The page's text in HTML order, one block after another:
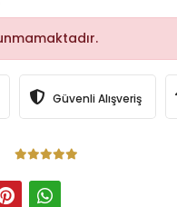
Güvenli Alışveriş